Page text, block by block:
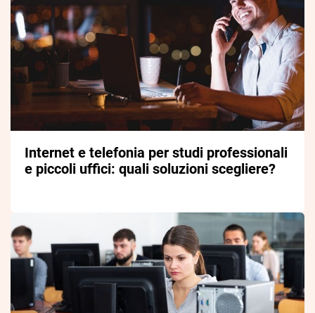
Internet e telefonia per studi professionali
e piccoli uffici: quali soluzioni scegliere?